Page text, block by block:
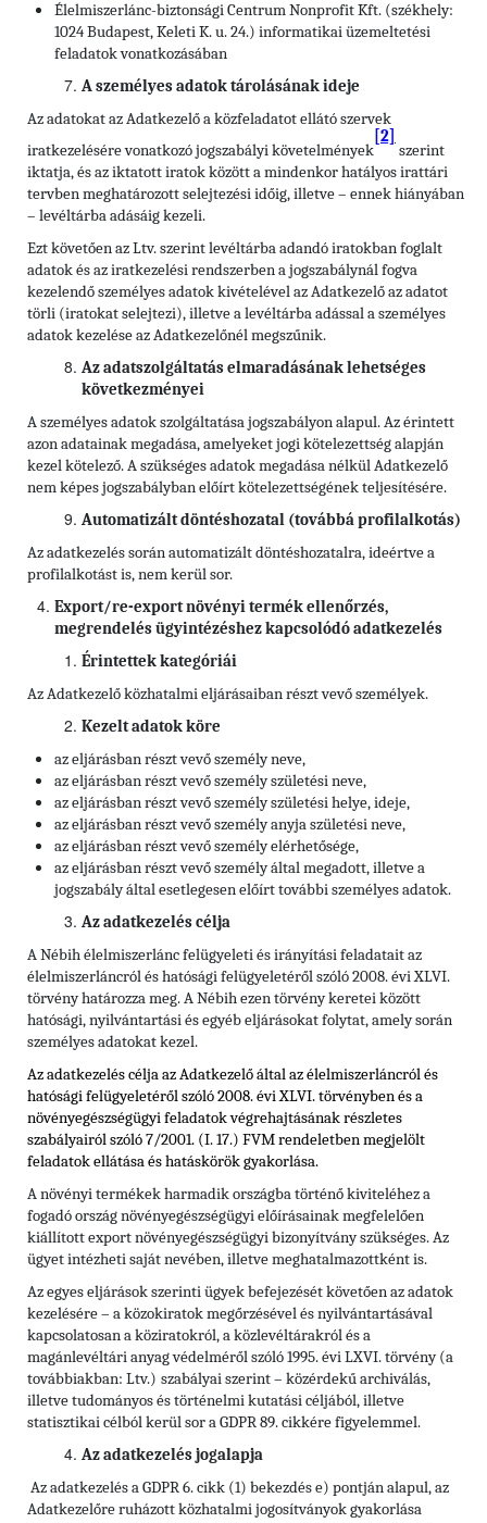
Élelmiszerlánc-biztonsági Centrum Nonprofit Kft. (székhely:
1024 Budapest, Keleti K. u. 24.) informatikai üzemeltetési
feladatok vonatkozásában
A személyes adatok tárolásának ideje
Az adatokat az Adatkezelő a közfeladatot ellátó szervek
iratkezelésére vonatkozó jogszabályi követelmények
[2]
szerint
iktatja, és az iktatott iratok között a mindenkor hatályos irattári
tervben meghatározott selejtezési időig, illetve – ennek hiányában
– levéltárba adásáig kezeli.
Ezt követően az Ltv. szerint levéltárba adandó iratokban foglalt
adatok és az iratkezelési rendszerben a jogszabálynál fogva
kezelendő személyes adatok kivételével az Adatkezelő az adatot
törli (iratokat selejtezi), illetve a levéltárba adással a személyes
adatok kezelése az Adatkezelőnél megszűnik.
Az adatszolgáltatás elmaradásának lehetséges
következményei
A személyes adatok szolgáltatása jogszabályon alapul. Az érintett
azon adatainak megadása, amelyeket jogi kötelezettség alapján
kezel kötelező. A szükséges adatok megadása nélkül Adatkezelő
nem képes jogszabályban előírt kötelezettségének teljesítésére.
Automatizált döntéshozatal (továbbá profilalkotás)
Az adatkezelés során automatizált döntéshozatalra, ideértve a
profilalkotást is, nem kerül sor.
Export/re-export növényi termék ellenőrzés,
megrendelés ügyintézéshez kapcsolódó adatkezelés
Érintettek kategóriái
Az Adatkezelő közhatalmi eljárásaiban részt vevő személyek.
Kezelt adatok köre
az eljárásban részt vevő személy neve,
az eljárásban részt vevő személy születési neve,
az eljárásban részt vevő személy születési helye, ideje,
az eljárásban részt vevő személy anyja születési neve,
az eljárásban részt vevő személy elérhetősége,
az eljárásban részt vevő személy által megadott, illetve a
jogszabály által esetlegesen előírt további személyes adatok.
Az adatkezelés célja
A Nébih élelmiszerlánc felügyeleti és irányítási feladatait az
élelmiszerláncról és hatósági felügyeletéről szóló 2008. évi XLVI.
törvény határozza meg. A Nébih ezen törvény keretei között
hatósági, nyilvántartási és egyéb eljárásokat folytat, amely során
személyes adatokat kezel.
Az adatkezelés célja az Adatkezelő által az élelmiszerláncról és
hatósági felügyeletéről szóló 2008. évi XLVI. törvényben ésa
növényegészségügyi feladatok végrehajtásának részletes
szabályairól szóló 7/2001. (I. 17.) FVM rendeletbenmegjelölt
feladatok ellátása és hatáskörök gyakorlása.
A növényi termékek harmadik országba történő kiviteléhez a
fogadó ország növényegészségügyi előírásainak megfelelően
kiállított export növényegészségügyi bizonyítvány szükséges. Az
ügyet intézheti saját nevében, illetve meghatalmazottként is.
Az egyes eljárások szerinti ügyek befejezését követően az adatok
kezelésére – a közokiratok megőrzésével és nyilvántartásával
kapcsolatosan a köziratokról, a közlevéltárakról és a
magánlevéltári anyag védelméről szóló 1995. évi LXVI. törvény (a
továbbiakban: Ltv.) szabályai szerint – közérdekű archiválás,
illetve tudományos és történelmi kutatási céljából, illetve
statisztikai célból kerül sor a GDPR 89. cikkére figyelemmel.
Az adatkezelés jogalapja
Az adatkezelés a GDPR 6. cikk (1) bekezdés e) pontján alapul, az
Adatkezelőre ruházott közhatalmi jogosítványok gyakorlása